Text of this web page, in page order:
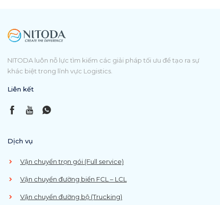
NITODA luôn nỗ lực tìm kiếm các giải pháp tối ưu để tạo ra sự
khác biệt trong lĩnh vực Logistics.
Liên kết
Dịch vụ
Vận chuyển trọn gói (Full service)
Vận chuyển đường biển FCL – LCL
Vận chuyển đường bộ (Trucking)